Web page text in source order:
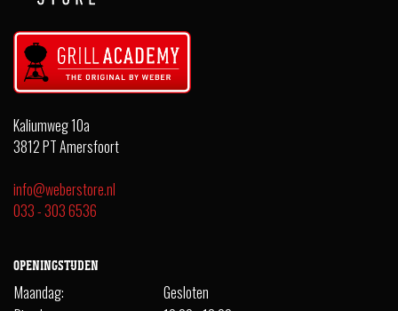
Kaliumweg 10a
3812 PT Amersfoort
info@weberstore.nl
033 - 303 6536
OPENINGSTIJDEN
Maandag:
Gesloten